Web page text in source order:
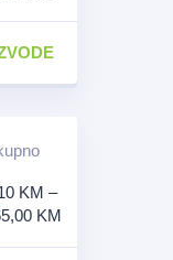
KM –
KM